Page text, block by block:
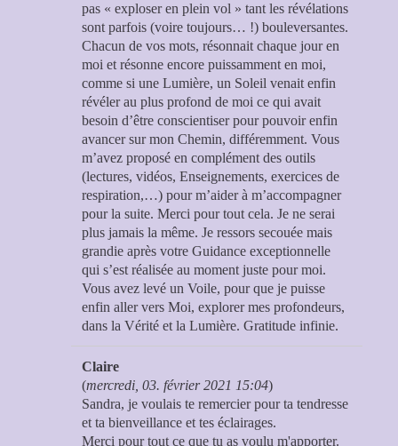
pas « exploser en plein vol » tant les révélations
sont parfois (voire toujours… !) bouleversantes.
Chacun de vos mots, résonnait chaque jour en
moi et résonne encore puissamment en moi,
comme si une Lumière, un Soleil venait enfin
révéler au plus profond de moi ce qui avait
besoin d’être conscientiser pour pouvoir enfin
avancer sur mon Chemin, différemment. Vous
m’avez proposé en complément des outils
(lectures, vidéos, Enseignements, exercices de
respiration,…) pour m’aider à m’accompagner
pour la suite. Merci pour tout cela. Je ne serai
plus jamais la même. Je ressors secouée mais
grandie après votre Guidance exceptionnelle
qui s’est réalisée au moment juste pour moi.
Vous avez levé un Voile, pour que je puisse
enfin aller vers Moi, explorer mes profondeurs,
dans la Vérité et la Lumière. Gratitude infinie.
Claire
(mercredi, 03. février 2021 15:04)
Sandra, je voulais te remercier pour ta tendresse
et ta bienveillance et tes éclairages.
Merci pour tout ce que tu as voulu m'apporter.